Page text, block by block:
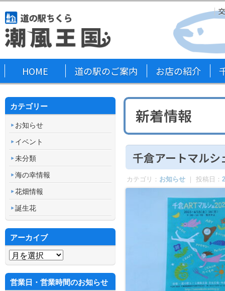
HOME 道の駅のご案内 お店の紹介
新着情報
千倉アートマル
カテゴリ： お知らせ ｜ 投稿日：
カテゴリー
お知らせ
イベント
未分類
海の幸情報
花畑情報
誕生花
アーカイブ
アーカイブ
営業日・営業時間のお知らせ